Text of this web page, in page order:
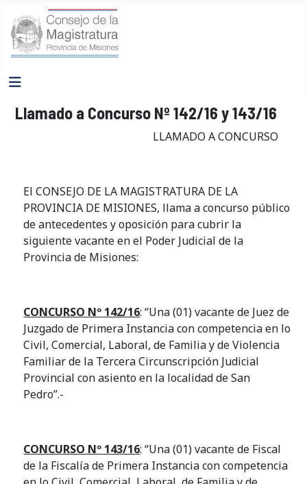
Llamado a Concurso Nº 142/16 y 143/16
LLAMADO A CONCURSO
El CONSEJO DE LA MAGISTRATURA DE LA
PROVINCIA DE MISIONES, llama a concurso público
de antecedentes y oposición para cubrir la
siguiente vacante en el Poder Judicial de la
Provincia de Misiones:
CONCURSO Nº 142/16: “Una (01) vacante de Juez de
Juzgado de Primera Instancia con competencia en lo
Civil, Comercial, Laboral, de Familia y de Violencia
Familiar de la Tercera Circunscripción Judicial
Provincial con asiento en la localidad de San
Pedro”.-
CONCURSO Nº 143/16: “Una (01) vacante de Fiscal
de la Fiscalía de Primera Instancia con competencia